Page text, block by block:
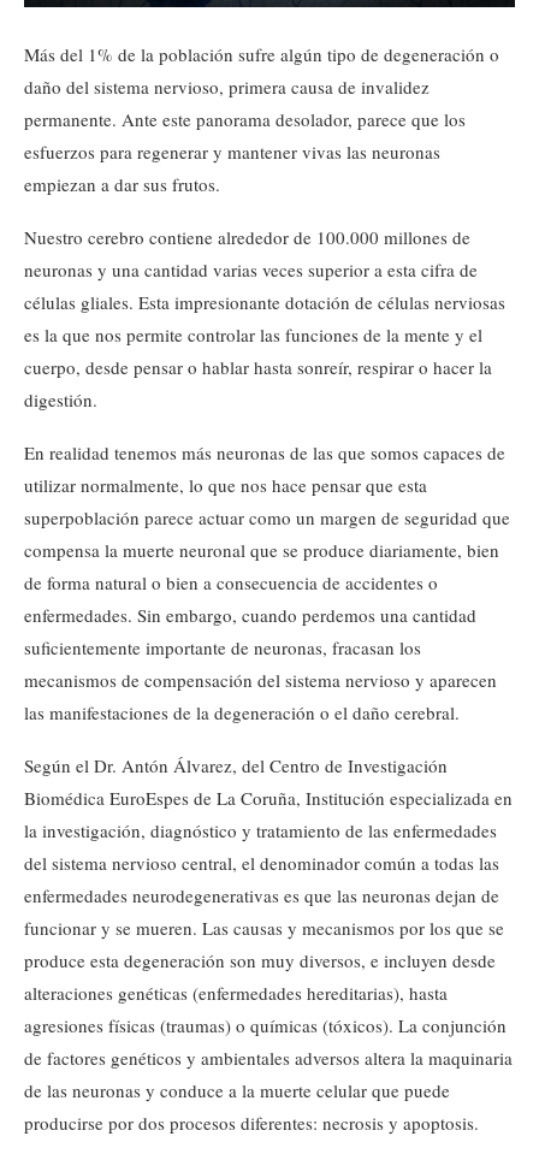
Más del 1% de la población sufre algún tipo de degeneración o
daño del sistema nervioso, primera causa de invalidez
permanente. Ante este panorama desolador, parece que los
esfuerzos para regenerar y mantener vivas las neuronas
empiezan a dar sus frutos.
Nuestro cerebro contiene alrededor de 100.000 millones de
neuronas y una cantidad varias veces superior a esta cifra de
células gliales. Esta impresionante dotación de células nerviosas
es la que nos permite controlar las funciones de la mente y el
cuerpo, desde pensar o hablar hasta sonreír, respirar o hacer la
digestión.
En realidad tenemos más neuronas de las que somos capaces de
utilizar normalmente, lo que nos hace pensar que esta
superpoblación parece actuar como un margen de seguridad que
compensa la muerte neuronal que se produce diariamente, bien
de forma natural o bien a consecuencia de accidentes o
enfermedades. Sin embargo, cuando perdemos una cantidad
suficientemente importante de neuronas, fracasan los
mecanismos de compensación del sistema nervioso y aparecen
las manifestaciones de la degeneración o el daño cerebral.
Según el Dr. Antón Álvarez, del Centro de Investigación
Biomédica EuroEspes de La Coruña, Institución especializada en
la investigación, diagnóstico y tratamiento de las enfermedades
del sistema nervioso central, el denominador común a todas las
enfermedades neurodegenerativas es que las neuronas dejan de
funcionar y se mueren. Las causas y mecanismos por los que se
produce esta degeneración son muy diversos, e incluyen desde
alteraciones genéticas (enfermedades hereditarias), hasta
agresiones físicas (traumas) o químicas (tóxicos). La conjunción
de factores genéticos y ambientales adversos altera la maquinaria
de las neuronas y conduce a la muerte celular que puede
producirse por dos procesos diferentes: necrosis y apoptosis.